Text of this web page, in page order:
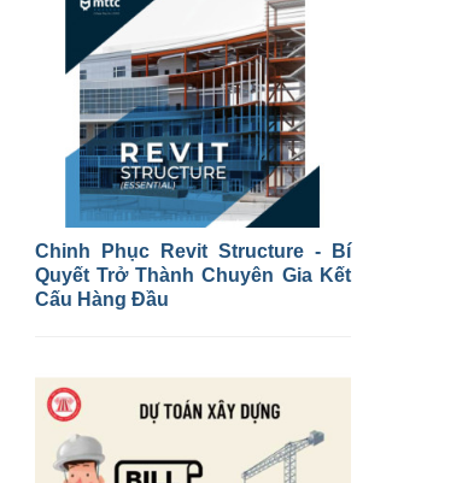
Chinh Phục Revit Structure - Bí
Quyết Trở Thành Chuyên Gia Kết
Cấu Hàng Đầu